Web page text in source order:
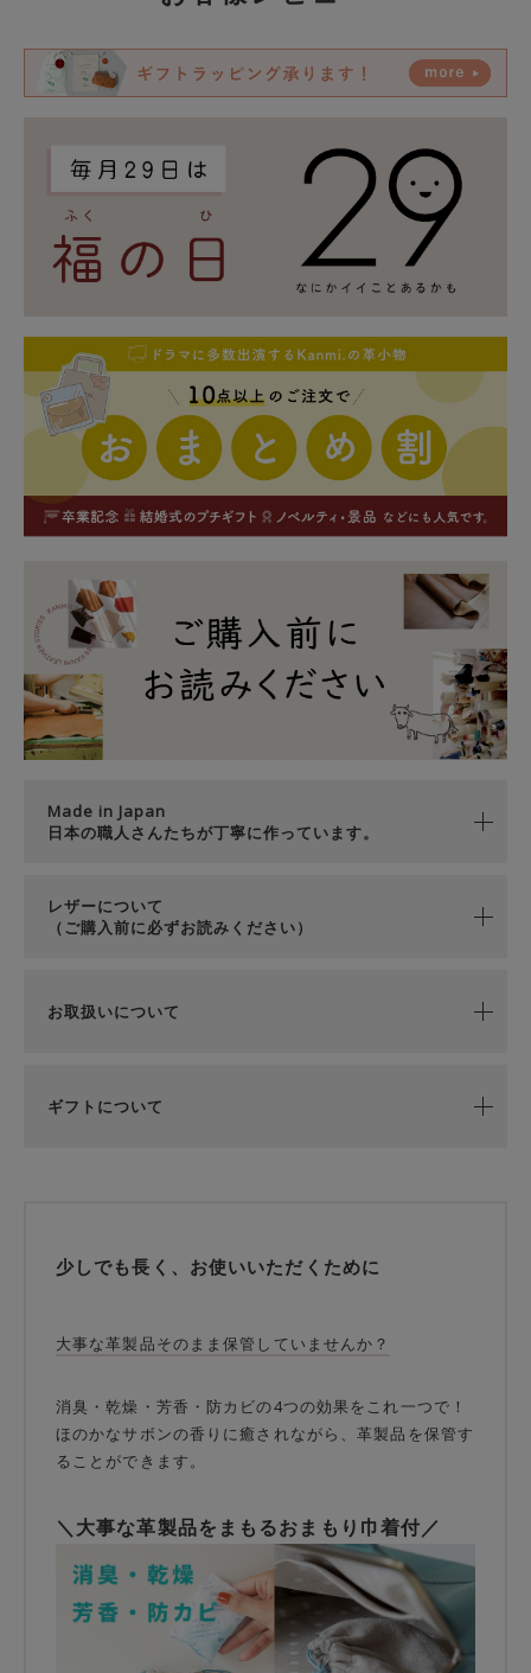
Made in Japan
日本の職人さんたちが丁寧に作っています。
レザーについて
（ご購入前に必ずお読みください）
お取扱いについて
ギフトについて
少しでも長く、お使いいただくために
大事な革製品そのまま保管していませんか？
消臭・乾燥・芳香・防カビの4つの効果をこれ一つで！
ほのかなサボンの香りに癒されながら、革製品を保管す
ることができます。
＼大事な革製品をまもるおまもり巾着付／